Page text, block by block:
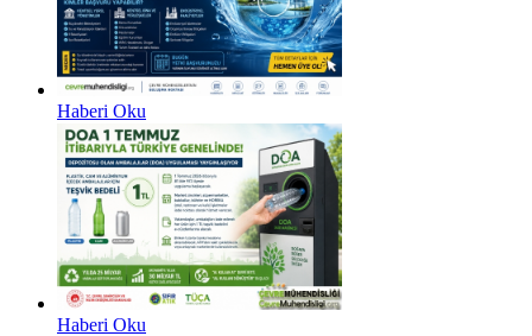
Haberi Oku
Haberi Oku